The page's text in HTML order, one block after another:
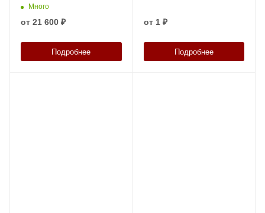
Много
от 21 600 ₽
Подробнее
от 1 ₽
Подробнее